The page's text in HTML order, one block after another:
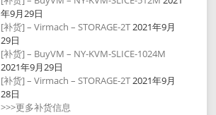
年9月29日
[补货] – Virmach – STORAGE-2T2021年9月
29日
[补货] – BuyVM – NY-KVM-SLICE-1024M
2021年9月29日
[补货] – Virmach – STORAGE-2T2021年9月
28日
>>>更多补货信息